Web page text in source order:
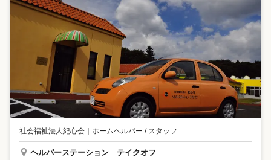
社会福祉法人紀心会 ホームヘルパー / スタッフ
ヘルパーステーション テイクオフ